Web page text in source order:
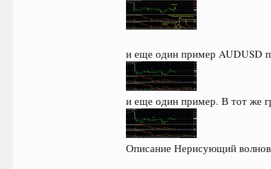
и еще один пример AUDUSD
и еще один пример. В тот же
Описание Нерисующий